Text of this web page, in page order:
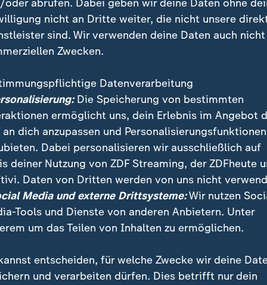
der Note 1,7 bestanden, hat einen wachen
Meinung. Doch dass sie sich im Tennis zu viele
zugleich.
in Momenten, in denen ich ganz
dieser Kopfmensch wieder
Top-100-Mauer nicht wirklich
Und jetzt ist es aus dem
hatte sie losgelassen, mit dem Turnier schon
verloren hatte. "Ich war mental eigentlich
dass es jetzt passiert ist."
oder abrufen. Dabei geben wir deine Daten ohne
nicht an Dritte weiter, die nicht unsere
sind. Wir verwenden deine Daten auch nicht
Zwecken.
Datenverarbeitung
Die Speicherung von bestimmten
ermöglicht uns, dein Erlebnis im Angebot
an dich anzupassen und Personalisierungsfunktionen
Dabei personalisieren wir ausschließlich auf
deiner Nutzung von ZDF Streaming, der ZDFheute
Daten von Dritten werden von uns nicht
Media und externe Drittsysteme:Wir nutzen
Tools und Dienste von anderen Anbietern. Unter
um das Teilen von Inhalten zu ermöglichen.
entscheiden, für welche Zwecke wir deine
und verarbeiten dürfen. Dies betrifft nur dein